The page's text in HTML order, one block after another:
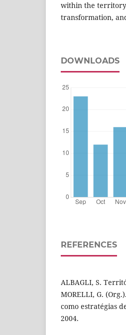
within the
transformation,
DOWNLOADS
REFERENCES
ALBAGLI, S.
MORELLI, G.
como estratégias
2004.